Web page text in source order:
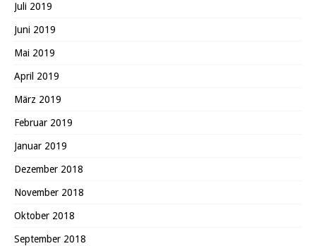
Juli 2019
Juni 2019
Mai 2019
April 2019
März 2019
Februar 2019
Januar 2019
Dezember 2018
November 2018
Oktober 2018
September 2018